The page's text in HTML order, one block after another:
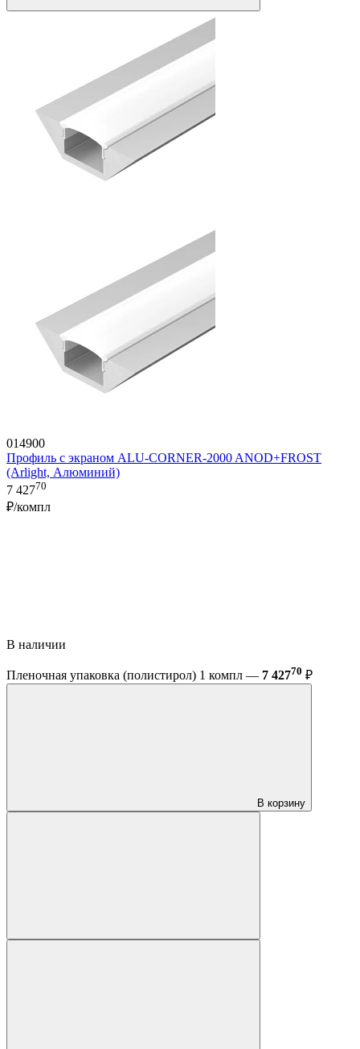
014900
Профиль с экраном ALU-CORNER-2000 ANOD+FROST
(Arlight, Алюминий)
7 42770
₽/компл
В наличии
Пленочная упаковка (полистирол) 1 компл — 7 42770 ₽
В корзину